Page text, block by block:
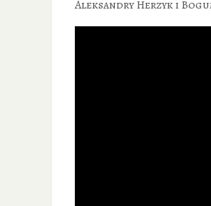
Aleksandry Herzyk i